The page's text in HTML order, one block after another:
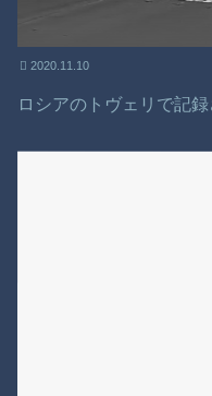
2020.11.10
ロシアのトヴェリで記